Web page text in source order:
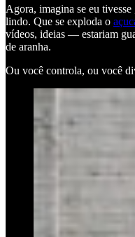
Agora, imagina se eu
lindo. Que se exploda o
vídeos, ideias — estariam
de aranha.
Ou você controla, ou você